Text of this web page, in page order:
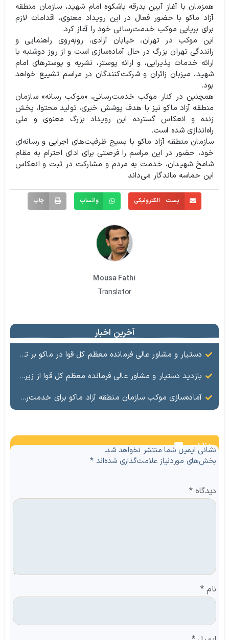
همزمان با آغاز آیین بدرقه باشکوه امام شهید، سازمان منطقه
آزاد ماکو با حضور فعال در این رویداد معنوی، اقدامات لازم
برای برپایی موکب خدمت‌رسانی خود را آغاز کرد.
این موکب در تهران، خیابان آزادی، روبه‌روی راهنمایی و
رانندگی تهران بزرگ در حال آماده‌سازی است و از روز دوشنبه با
ارائه خدمات پذیرایی، و ارائه پوستر، نشریه و پوسترهای امام
شهید، میزبان زائران و شرکت‌کنندگان در مراسم تشییع خواهد
بود.
همچنین در کنار موکب خدمت‌رسانی، «موکب رسانه» سازمان
منطقه آزاد ماکو نیز با هدف پوشش خبری، تولید محتوا، پخش
زنده و انعکاس گسترده این رویداد بزرگ معنوی و ملی
راه‌اندازی شده است.
سازمان منطقه آزاد ماکو با بسیج ظرفیت‌های اجرایی و رسانه‌ای
خود، حضور در این مراسم را فرصتی برای ادای احترام به مقام
شامخ شهیدان، خدمت به مردم و مشارکت در ثبت و انعکاس
این حماسه ماندگار می‌داند
پست الکترونیکی واتساپ چاپ
Mousa Fathi
Translator
آخرین اخبار
دستیار و مشاور عالی فرمانده معظم کل قوا در ماکو بر توسعه ظرفیت‌های مرزی تأکید کرد
بازدید دستیار و مشاور عالی فرمانده معظم کل قوا از زیرساخت‌های مرزی شهرستان ماکو
آماده‌سازی موکب سازمان منطقه آزاد ماکو برای خدمت‌رسانی به زائران و شرکت‌کنندگان در آیین بدرقه امام شهید
نظرات
نشانی ایمیل شما منتشر نخواهد شد.
بخش‌های موردنیاز علامت‌گذاری شده‌اند*
دیدگاه*
نام *